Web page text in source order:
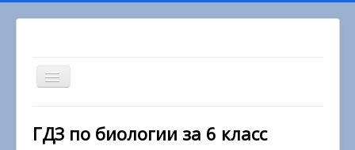
Включить/
выключить
Вы здесь: Главная
Биология за 6 класс
ГДЗ по биологии за 6 класс